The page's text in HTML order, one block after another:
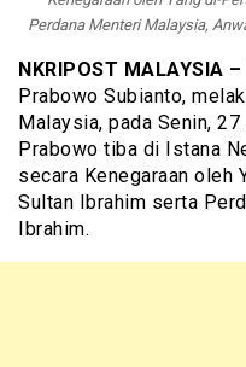
Perdana Menteri Malaysia,
NKRIPOST MALAYSIA –
Prabowo Subianto,
Malaysia, pada Senin,
Prabowo tiba di Istana
secara Kenegaraan oleh
Sultan Ibrahim serta
Ibrahim.